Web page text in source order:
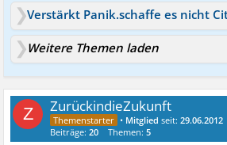
Weitere Themen laden
Z ZurückindieZukunft
• Mitglied seit:29.06.2012
Beiträge:20 Themen:5